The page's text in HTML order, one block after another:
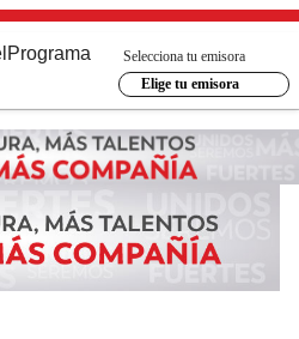
Programa
Selecciona tu emisora
Elige tu emisora